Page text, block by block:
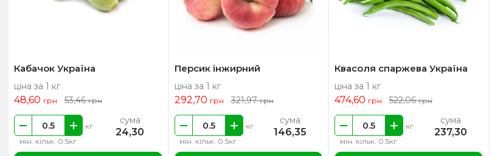
Кабачок Україна
ціна за 1 кг
48,60 грн 53,46грн
мін. кільк. 0.5кг
кг сума
24,30
Персик інжирний
ціна за 1 кг
292,70 грн 321,97грн
мін. кільк. 0.5кг
кг сума
146,35
Квасоля спаржева Україна
ціна за 1 кг
474,60 грн 522,06грн
мін. кільк. 0.5кг
кг сума
237,30